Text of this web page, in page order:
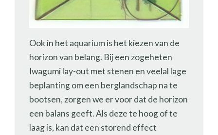
Ook in het aquarium is het kiezen van de
horizon van belang. Bij een zogeheten
Iwagumi lay-out met stenen en veelal lage
beplanting om een berglandschap na te
bootsen, zorgen we er voor dat de horizon
een balans geeft. Als deze te hoog of te
laag is, kan dat een storend effect